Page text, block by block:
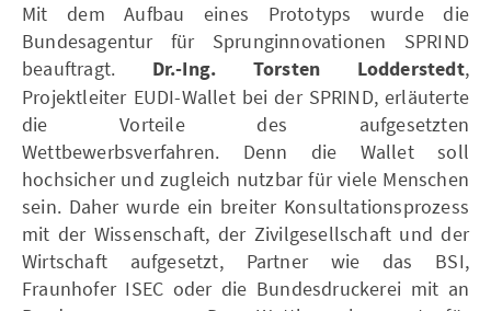
Mit dem Aufbau eines Prototyps wurde die
Bundesagentur für Sprunginnovationen SPRIND
beauftragt. Dr.-Ing. Torsten Lodderstedt,
Projektleiter EUDI-Wallet bei der SPRIND, erläuterte
die Vorteile des aufgesetzten
Wettbewerbsverfahren. Denn die Wallet soll
hochsicher und zugleich nutzbar für viele Menschen
sein. Daher wurde ein breiter Konsultationsprozess
mit der Wissenschaft, der Zivilgesellschaft und der
Wirtschaft aufgesetzt, Partner wie das BSI,
Fraunhofer ISEC oder die Bundesdruckerei mit an